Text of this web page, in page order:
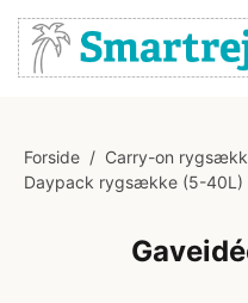
Forside / Carry-on
Daypack rygsække (5-40L)